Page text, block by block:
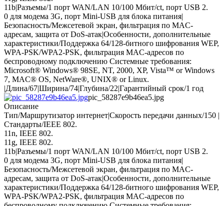
11b|Разъемы/1 порт WAN/LAN 10/100 Мбит/сt, порт USB 2.
0 для модема 3G, порт Mini-USB для блока питания|
Безопасность/Межсетевой экран, фильтрация по MAC-
адресам, защита от DoS-атак|Особенности, дополнительные
характеристики/Поддержка 64/128-битного шифрования WEP,
WPA-PSK/WPA2-PSK, фильтрация MAC-адресов по
беспроводному подключению Системные требования:
Microsoft® Windows® 98SE, NT, 2000, XP, Vista™ or Windows
7, MAC® OS, NetWare®, UNIX® or Linux.
|Длина/67|Ширина/74|Глубина/22|Гарантийный срок/1 год
pic_58287e9b46ea5.jpg
Описание
Тип/Маршрутизатор интернет|Скорость передачи данных/150 |
Стандарты/IEEE 802.
11n, IEEE 802.
11g, IEEE 802.
11b|Разъемы/1 порт WAN/LAN 10/100 Мбит/сt, порт USB 2.
0 для модема 3G, порт Mini-USB для блока питания|
Безопасность/Межсетевой экран, фильтрация по MAC-
адресам, защита от DoS-атак|Особенности, дополнительные
характеристики/Поддержка 64/128-битного шифрования WEP,
WPA-PSK/WPA2-PSK, фильтрация MAC-адресов по